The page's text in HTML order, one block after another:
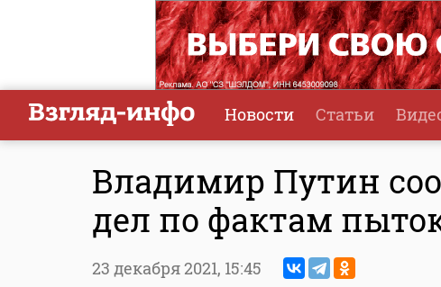
Новости Статьи
Владимир Путин
дел по фактам
23 декабря 2021, 15:45